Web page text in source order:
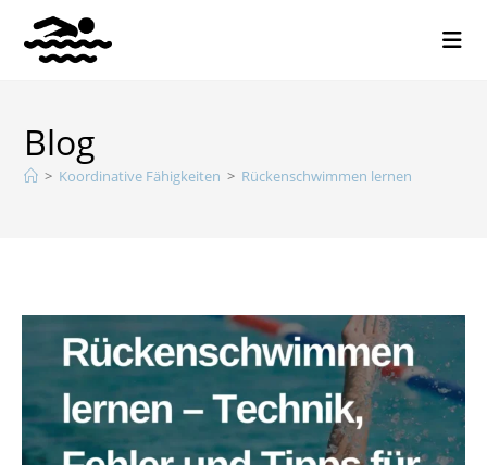
Blog
> Koordinative Fähigkeiten > Rückenschwimmen lernen